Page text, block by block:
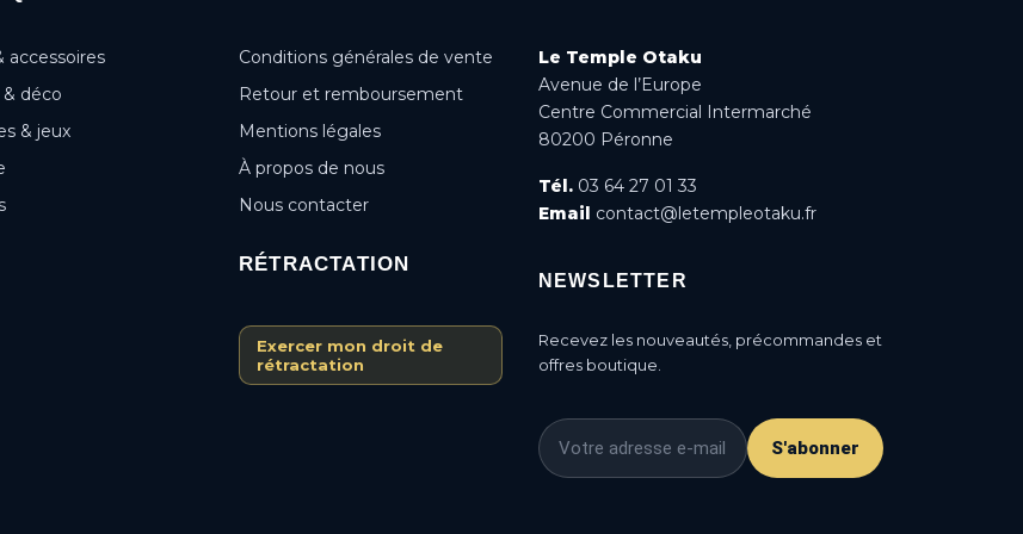
accessoires
& déco
& jeux
Conditions générales de vente
Retour et remboursement
Mentions légales
À propos de nous
Nous contacter
RÉTRACTATION
Exercer mon droit de
rétractation
Le Temple Otaku
Avenue de l’Europe
Centre Commercial Intermarché
80200 Péronne
Tél.03 64 27 01 33
Email contact@letempleotaku.fr
NEWSLETTER
Recevez les nouveautés, précommandes et
offres boutique.
S'abonner